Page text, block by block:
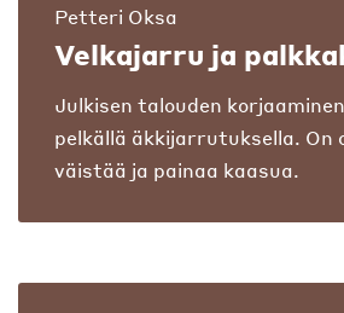
Petteri Oksa
Velkajarru ja
Julkisen talouden
pelkällä äkkijarrutuksella. On
väistää ja painaa kaasua.